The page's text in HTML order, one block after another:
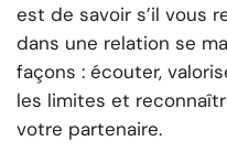
est de savoir s’il vous
dans une relation se
façons : écouter,
les limites et
votre partenaire.